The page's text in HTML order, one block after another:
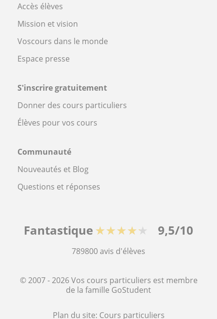
Accès élèves
Mission et vision
Voscours dans le monde
Espace presse
S'inscrire gratuitement
Donner des cours particuliers
Élèves pour vos cours
Communauté
Nouveautés et Blog
Questions et réponses
Fantastique ★★★★★ 9,5/10
789800avis d'élèves
© 2007 - 2026 Vos cours particuliers est membre
de la famille GoStudent
Plan du site: Cours particuliers